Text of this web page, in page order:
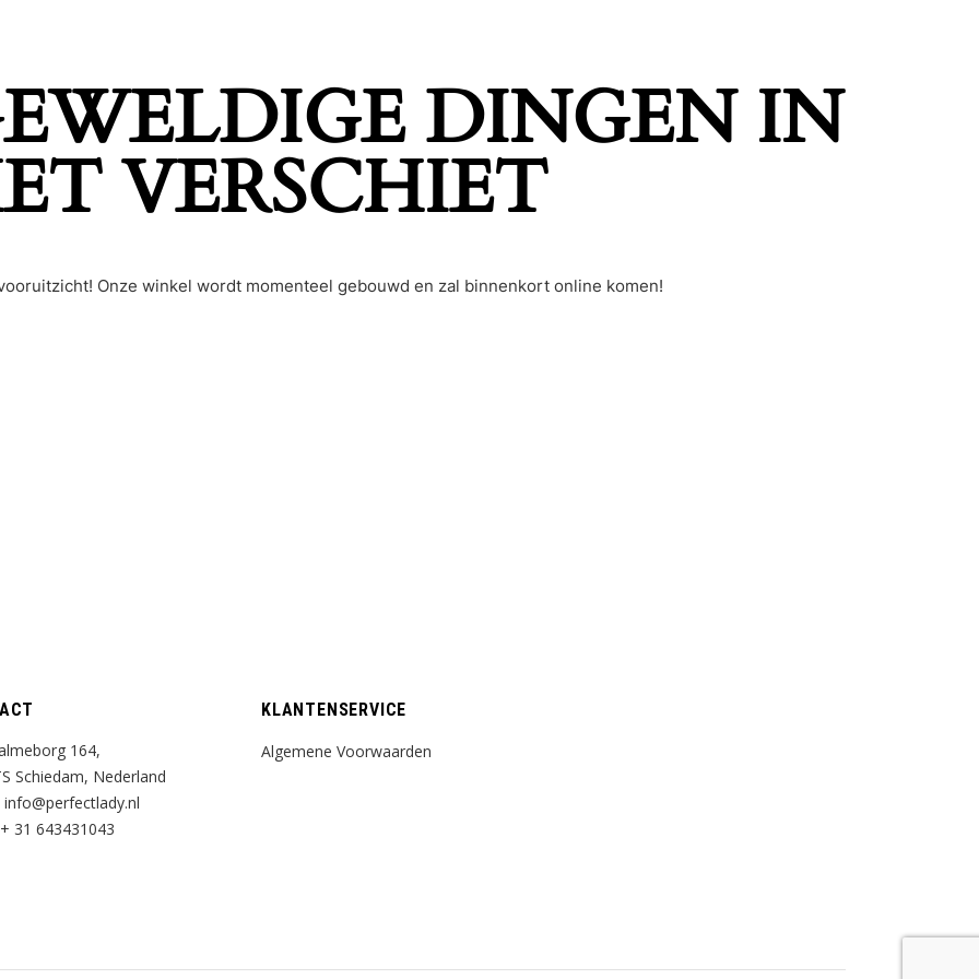
DINGEN IN
VERSCHIET
Onze winkel wordt momenteel gebouwd en zal binnenkort online komen!
164,
Schiedam, Nederland
info@perfectlady.nl
+ 31 643431043
KLANTENSERVICE
Algemene Voorwaarden